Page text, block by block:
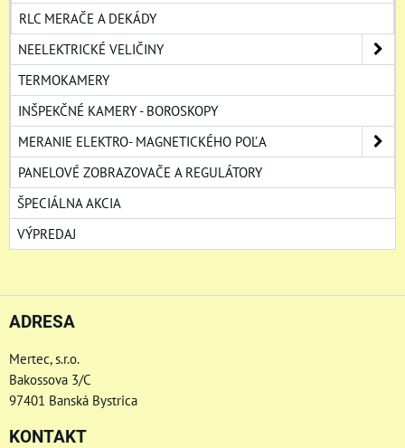
RLC MERAČE A DEKÁDY
NEELEKTRICKÉ VELIČINY
TERMOKAMERY
INŠPEKČNÉ KAMERY - BOROSKOPY
MERANIE ELEKTRO- MAGNETICKÉHO POĽA
PANELOVÉ ZOBRAZOVAČE A REGULÁTORY
ŠPECIÁLNA AKCIA
VÝPREDAJ
ADRESA
Mertec, s.r.o.
Bakossova 3/C
97401 Banská Bystrica
KONTAKT